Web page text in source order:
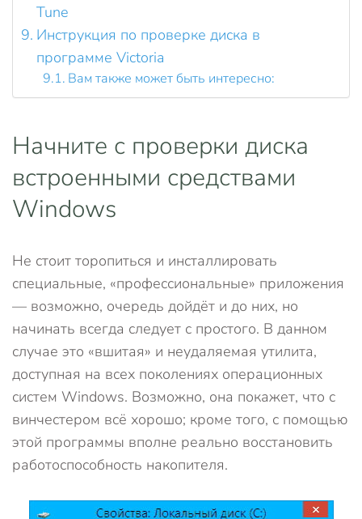
Tune
Инструкция по проверке диска в
программе Victoria
Вам также может быть интересно:
Начните с проверки диска
встроенными средствами
Windows
Не стоит торопиться и инсталлировать
специальные, «профессиональные» приложения
— возможно, очередь дойдёт и до них, но
начинать всегда следует с простого. В данном
случае это «вшитая» и неудаляемая утилита,
доступная на всех поколениях операционных
систем Windows. Возможно, она покажет, что с
винчестером всё хорошо; кроме того, с помощью
этой программы вполне реально восстановить
работоспособность накопителя.